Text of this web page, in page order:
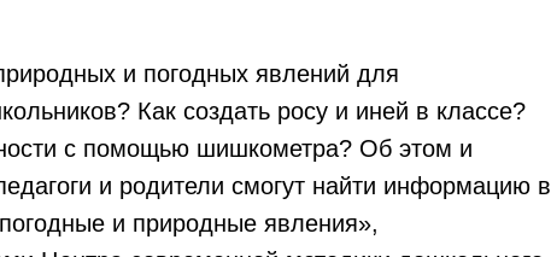
и погодных явлений для
Как создать росу и иней в классе?
с помощью шишкометра? Об этом и
и родители смогут найти информацию в
и природные явления»,